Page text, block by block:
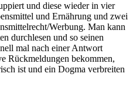
und diese wieder in vier
und Ernährung und zwei
Werbung. Man kann
durchlesen und so seinen
mal nach einer Antwort
Rückmeldungen bekommen,
ist und ein Dogma verbreiten